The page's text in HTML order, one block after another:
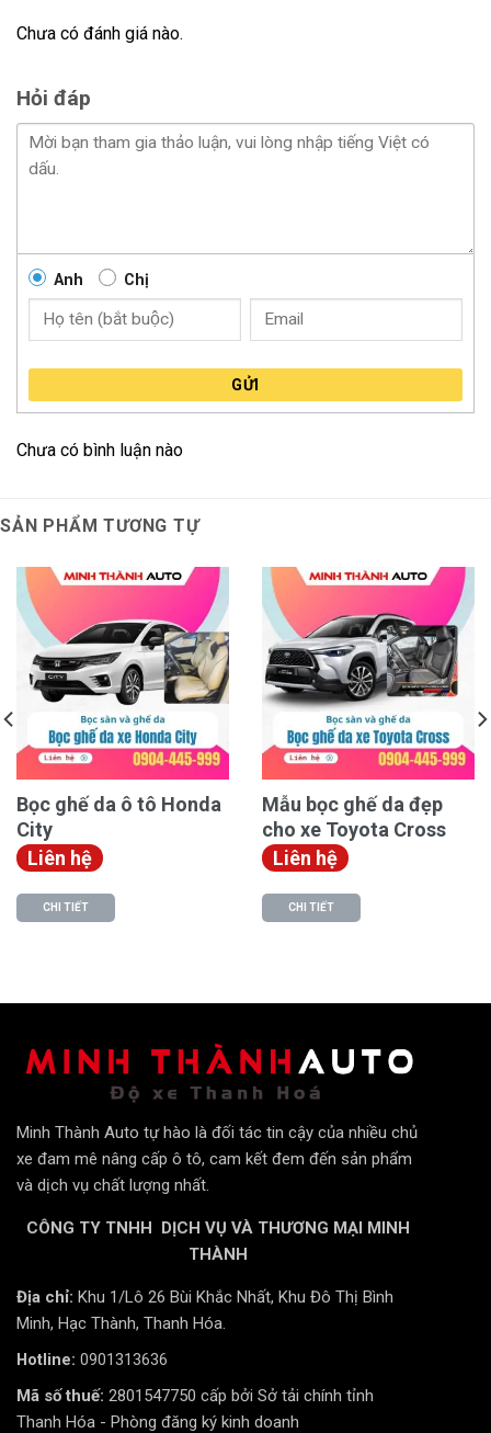
mại, không có vết xước hay rách. Độ dày của da
cũng ảnh hưởng đến độ bền và cảm giác khi ngồi.
thuật, không làm hỏng kết cấu ghế và nội thất xe.
Bảo dưỡng định kỳ:
cần bảo dưỡng định kỳ. Sử dụng các sản phẩm
chuyên dụng để lau chùi và bảo vệ da. Tránh để ghế
da tiếp xúc trực tiếp với ánh nắng mặt trời trong thời
gian dài.
Chi phí hợp lý:
mà vẫn đảm bảo chất lượng.
Các loại da bọc ghế da ô tô Ford Everest
Bọc ghế da ô tô Ford Everest là một cách tuyệt vời
để nâng cấp nội thất xe. Có nhiều loại da bọc ghế khác
nhau, mỗi loại đều có ưu nhược điểm riêng. Dưới đây
là các loại da phổ biến và cách chọn loại phù hợp cho
xe Ford Everest của bạn.
Giả da có giá thành rẻ, phù hợp với
Dễ vệ sinh:Bề mặt giả da dễ lau chùi và ít bám
bẩn.
Đa dạng màu sắc:
Có nhiều lựa chọn về màu sắc
và kiểu dáng.
Chưa có đánh giá nào.
Hỏi đáp
Anh Chị
GỬI
Chưa có bình luận nào
SẢN PHẨM TƯƠNG TỰ
Bọc ghế da ô tô Honda
City
Liên hệ
CHI TIẾT
Mẫu bọc ghế da đẹp
cho xe Toyota Cross
Liên hệ
CHI TIẾT
Minh Thành Auto tự hào là đối tác tin cậy của nhiều chủ
xe đam mê nâng cấp ô tô, cam kết đem đến sản phẩm
và dịch vụ chất lượng nhất.
CÔNG TY TNHH DỊCH VỤ VÀ THƯƠNG MẠI MINH
THÀNH
Địa chỉ: Khu 1/Lô 26 Bùi Khắc Nhất, Khu Đô Thị Bình
Minh, Hạc Thành, Thanh Hóa.
Hotline: 0901313636
Mã số thuế: 2801547750 cấp bởi Sở tải chính tỉnh
Thanh Hóa - Phòng đăng ký kinh doanh